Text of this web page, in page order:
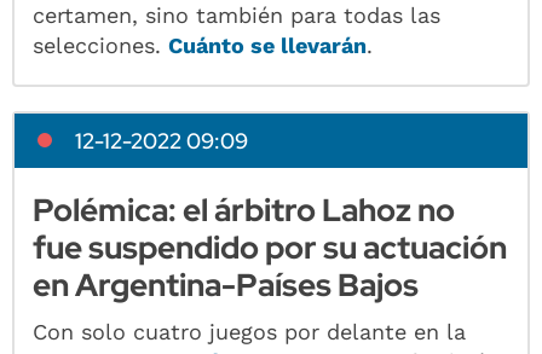
certamen, sino también para todas las
selecciones.Cuánto se llevarán.
12-12-2022 09:09
Polémica: el árbitro Lahoz no
fue suspendido por su actuación
en Argentina-Países Bajos
Con solo cuatro juegos por delante en la